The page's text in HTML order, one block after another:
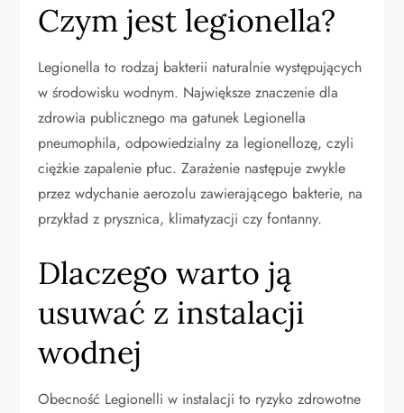
Czym jest legionella?
Legionella to rodzaj bakterii naturalnie występujących
w środowisku wodnym. Największe znaczenie dla
zdrowia publicznego ma gatunek Legionella
pneumophila, odpowiedzialny za legionellozę, czyli
ciężkie zapalenie płuc. Zarażenie następuje zwykle
przez wdychanie aerozolu zawierającego bakterie, na
przykład z prysznica, klimatyzacji czy fontanny.
Dlaczego warto ją
usuwać z instalacji
wodnej
Obecność Legionelli w instalacji to ryzyko zdrowotne